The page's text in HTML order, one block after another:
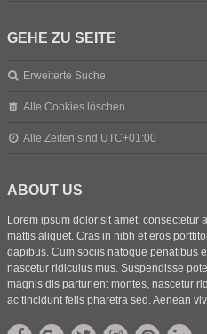
GEHE ZU SEITE
Erweiterte Suche
Alle Cookies löschen
Alle Zeiten sind UTC+01:00
ABOUT US
Lorem ipsum dolor sit amet, consectetur
mattis aliquet. Cras in nibh et eros
dapibus. Cum sociis natoque penatibus
nascetur ridiculus mus. Suspendisse
magnis dis parturient montes, nascetur
ac tincidunt felis pharetra sed. Aenean